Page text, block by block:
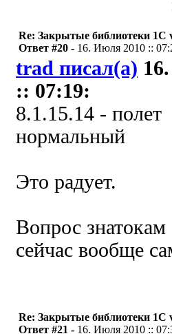
Re: Закрытые библиотеки 1С
Ответ #20 - 16. Июля 2010 ::
trad писал(а)
:: 07:19:
8.1.15.14 - полет
нормальный
Это радует.
Вопрос знатокам
сейчас вообще
Re: Закрытые библиотеки 1С
Ответ #21 - 16. Июля 2010 ::